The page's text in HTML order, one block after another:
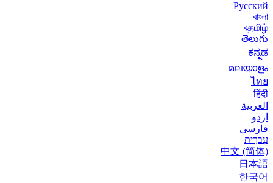
Русский
বাংলা
বதமிழ்
తెలుగు
ಕನ್ನಡ
മലയാളം
ไทย
हिंदी
العربية
اردو
فارسی
עִברִית
中文 (简体)
日本語
한국어